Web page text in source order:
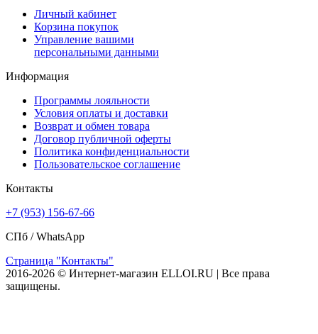
Личный кабинет
Корзина покупок
Управление вашими
персональными данными
Информация
Программы лояльности
Условия оплаты и доставки
Возврат и обмен товара
Договор публичной оферты
Политика конфиденциальности
Пользовательское соглашение
Контакты
+7 (953) 156-67-66
СПб /WhatsApp
Страница "Контакты"
2016-2026 © Интернет-магазин ELLOI.RU | Все права
защищены.